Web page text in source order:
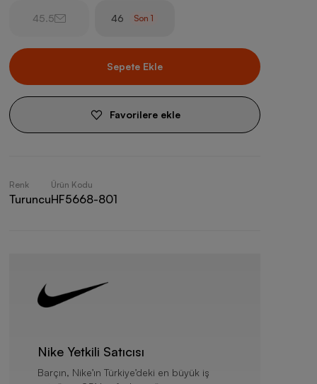
45.5 46 Son1
Sepete Ekle
Favorilere ekle
Renk
Turuncu
Ürün Kodu
HF5668-801
Nike Yetkili Satıcısı
Barçın, Nike’ın Türkiye’deki en büyük iş